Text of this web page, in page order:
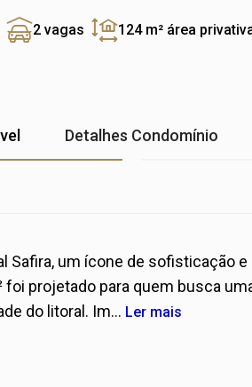
2 vagas 124 m² área
Detalhes Condomínio
Safira, um ícone de sofisticação
projetado para quem busca
do litoral. Im... Ler mais